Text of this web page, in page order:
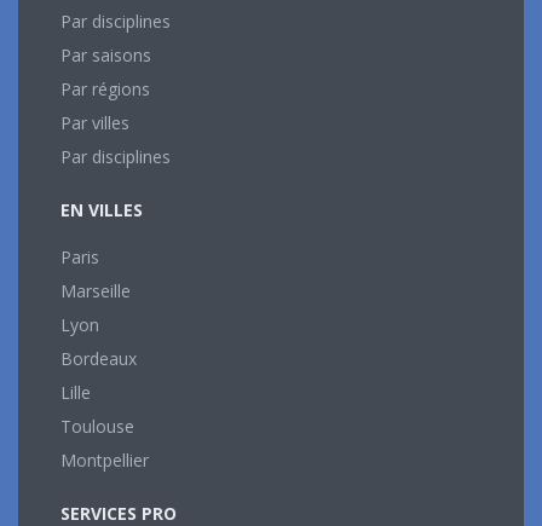
Par disciplines
Par saisons
Par régions
Par villes
Par disciplines
EN VILLES
Paris
Marseille
Lyon
Bordeaux
Lille
Toulouse
Montpellier
SERVICES PRO